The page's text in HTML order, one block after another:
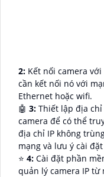
2: Kết nối camera
cần kết nối nó với
Ethernet hoặc wifi.
🤖️ 3: Thiết lập địa chỉ
camera để có thể
địa chỉ IP không
mạng và lưu ý cài
⭐ 4: Cài đặt phần
quản lý camera IP từ